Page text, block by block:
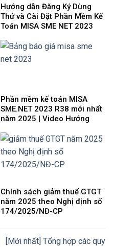
Hướng dẫn Đăng Ký Dùng
Thử và Cài Đặt Phần Mềm Kế
Toán MISA SME NET 2023
Phần mềm kế toán MISA
SME.NET 2023 R38 mới nhất
năm 2025 | Video Hướng
Chính sách giảm thuế GTGT
năm 2025 theo Nghị định số
174/2025/NĐ-CP
[Mới nhất] Tổng hợp các quy